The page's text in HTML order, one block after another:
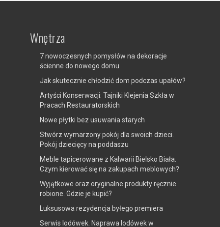
Wnętrza
7 nowoczesnych pomysłów na dekoracje
ścienne do nowego domu
Jak skutecznie chłodzić dom podczas upałów?
Artyści Konserwacji: Tajniki Klejenia Szkła w
Pracach Restauratorskich
Nowe płytki bez usuwania starych
Stwórz wymarzony pokój dla swoich dzieci.
Pokój dziecięcy na poddaszu
Meble tapicerowane z Kalwarii Bielsko Biała.
Czym kierować się na zakupach meblowych?
Wyjątkowe oraz oryginalne produkty ręcznie
robione. Gdzie je kupić?
Luksusowa rezydencja byłego premiera
Serwis lodówek. Naprawa lodówek w